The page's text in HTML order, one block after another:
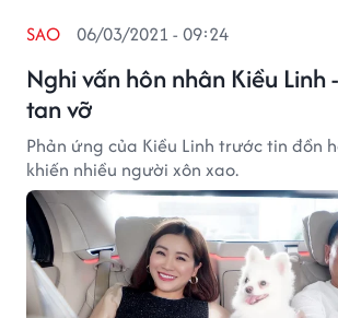
Nghi vấn hôn nhân Kiều Linh
tan vỡ
SAO 06/03/2021 - 09:24
Phản ứng của Kiều Linh trước tin đồn
khiến nhiều người xôn xao.